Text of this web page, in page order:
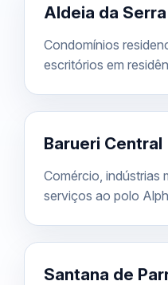
Aldeia da Serra
Condomínios
escritórios em
Barueri Central
Comércio, indústrias
serviços ao polo
Santana de